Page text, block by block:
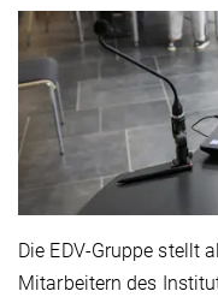
Die EDV-Gruppe stellt
Mitarbeitern des